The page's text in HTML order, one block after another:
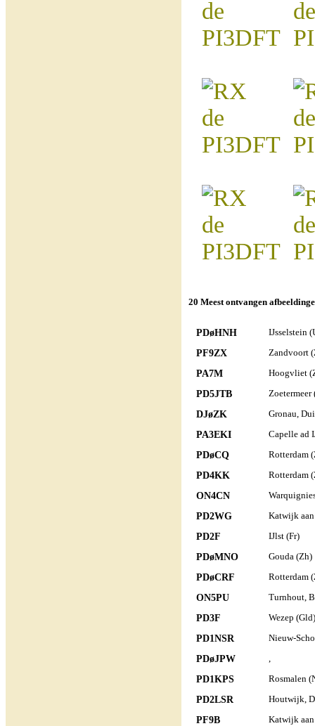
20 Meest ontvangen
PDøHNH IJsselstein
PF9ZX Zandvoort
PA7M Hoogvliet
PD5JTB Zoetermeer
DJøZK Gronau,
PA3EKI Capelle ad
PDøCQ Rotterdam
PD4KK Rotterdam
ON4CN
PD2WG Katwijk
PD2F IJlst (Fr)
PDøMNO Gouda (Zh)
PDøCRF Rotterdam
ON5PU Turnhout,
PD3F Wezep (Gld)
PD1NSR Nieuw-
PDøJPW ,
PD1KPS Rosmalen
PD2LSR Houtwijk,
PF9B Katwijk